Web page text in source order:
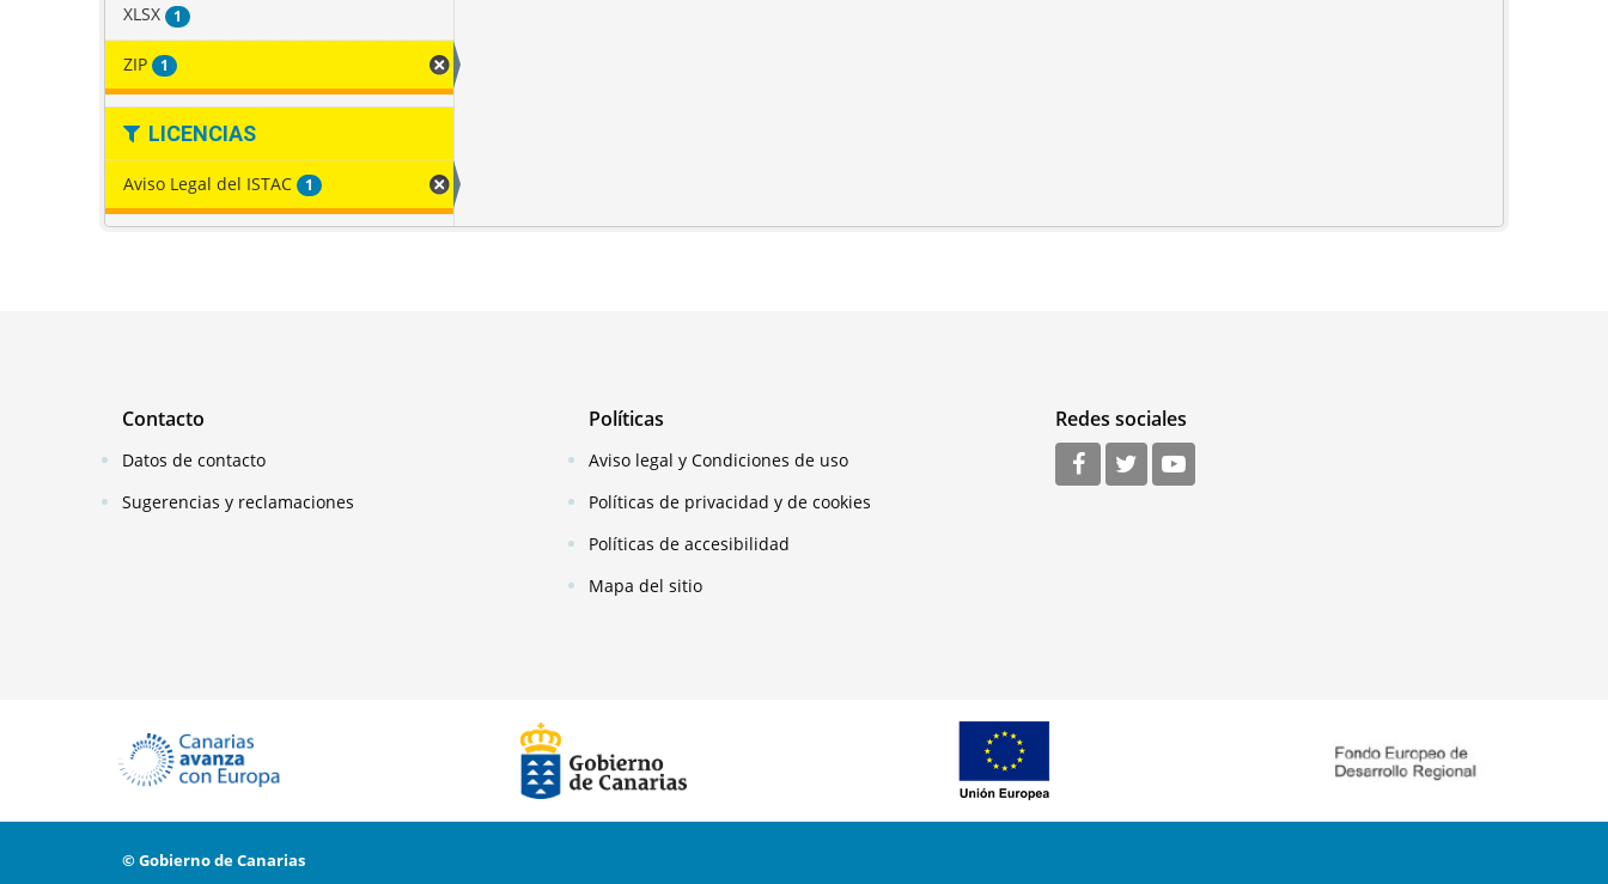
XLSX 1
ZIP 1
LICENCIAS
Aviso Legal del ISTAC 1
Contacto
Datos de contacto
Sugerencias y reclamaciones
Políticas
Aviso legal y Condiciones de uso
Políticas de privacidad y de cookies
Políticas de accesibilidad
Mapa del sitio
Redes sociales
© Gobierno de Canarias